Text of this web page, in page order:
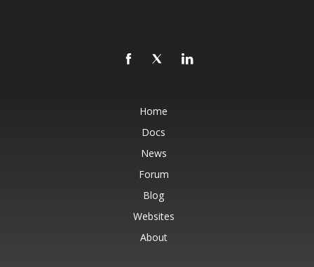
Home
Docs
News
Forum
Blog
Websites
About